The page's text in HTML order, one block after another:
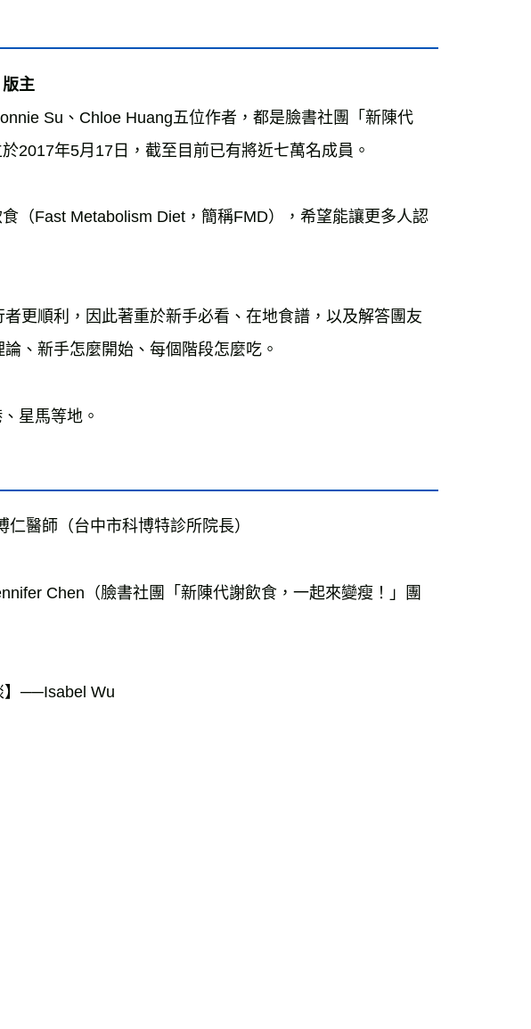
Su、Chloe Huang五位作者，都是臉書社團「新陳代
2017年5月17日，截至目前已有將近七萬名成員。
（Fast Metabolism Diet，簡稱FMD），希望能讓更多人認
更順利，因此著重於新手必看、在地食譜，以及解答團友
、新手怎麼開始、每個階段怎麼吃。
星馬等地。
醫師（台中市科博特診所院長）
Chen（臉書社團「新陳代謝飲食，一起來變瘦！」團
】──Isabel Wu